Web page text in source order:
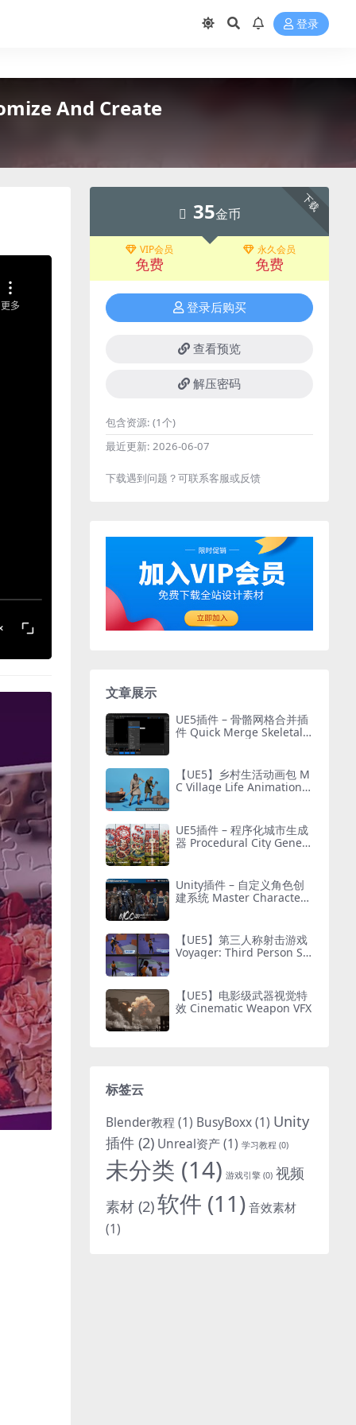
登录
And Create
下载
35金币
VIP会员
免费
永久会员
免费
登录后购买
查看预览
解压密码
包含资源: (1个)
最近更新: 2026-06-07
下载遇到问题？可联系客服或反馈
文章展示
UE5插件 – 骨骼网格合并插
件 Quick Merge Skeletal
【UE5】乡村生活动画包 M
C Village Life Animation P
UE5插件 – 程序化城市生成
器 Procedural City Genera
Unity插件 – 自定义角色创
建系统 Master Character
【UE5】第三人称射击游戏
Voyager: Third Person Sh
【UE5】电影级武器视觉特
效 Cinematic Weapon VFX
标签云
Blender教程 (1) BusyBoxx(1) Unity
插件 (2) Unreal资产(1) 学习教程 (0)
未分类 (14) 游戏引擎 (0) 视频
素材 (2)软件 (11)音效素材
(1)